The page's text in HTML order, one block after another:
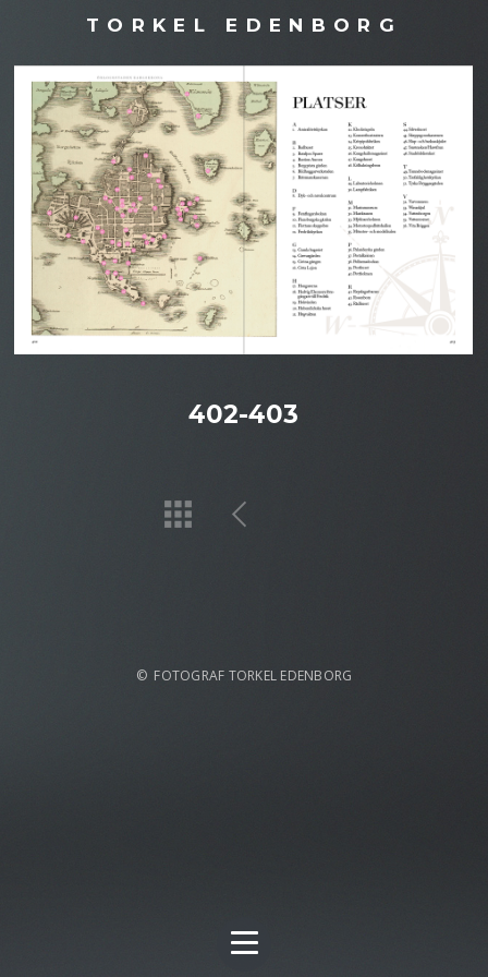
TORKEL EDENBORG
402-403
© FOTOGRAF TORKEL EDENBORG